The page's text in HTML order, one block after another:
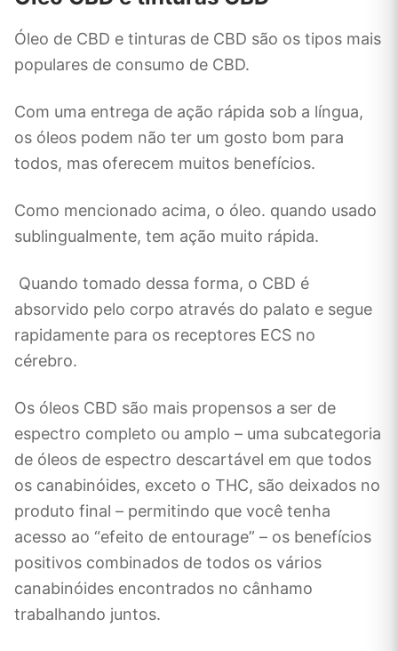
Óleo de CBD e tinturas de CBD são os tipos mais
populares de consumo de CBD.
Com uma entrega de ação rápida sob a língua,
os óleos podem não ter um gosto bom para
todos, mas oferecem muitos benefícios.
Como mencionado acima, o óleo. quando usado
sublingualmente, tem ação muito rápida.
Quando tomado dessa forma, o CBD é
absorvido pelo corpo através do palato e segue
rapidamente para os receptores ECS no
cérebro.
Os óleos CBD são mais propensos a ser de
espectro completo ou amplo – uma subcategoria
de óleos de espectro descartável em que todos
os canabinóides, exceto o THC, são deixados no
produto final – permitindo que você tenha
acesso ao “efeito de entourage” – os benefícios
positivos combinados de todos os vários
canabinóides encontrados no cânhamo
trabalhando juntos.